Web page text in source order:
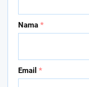
Nama *
Email *